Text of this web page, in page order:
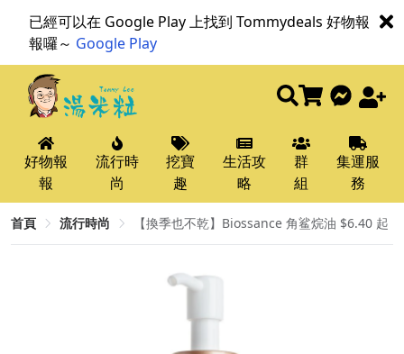
已經可以在 Google Play 上找到 Tommydeals 好物報
報囉～ Google Play
好物報
報
流行時
尚
挖寶
趣
生活攻
略
群
組
集運服
務
首頁 流行時尚 【換季也不乾】Biossance 角鲨烷油 $6.40 起